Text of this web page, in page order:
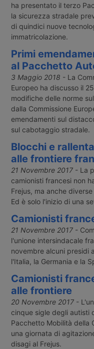
ha presentato il terzo
la sicurezza stradale
di quindici nuove
immatricolazione.
Primi
al Pacchetto
3 Maggio 2018 - La
Europeo ha discusso il
modifiche delle norme
dalla Commissione
emendamenti sul
sul cabotaggio stradale.
Blocchi e
alle frontiere
21 Novembre 2017- La
camionisti francesi non
Frejus, ma anche
Ed è solo l'inizio di una
Camionisti
21 Novembre 2017-
l'unione intersindacale
novembre alcuni presidi
l'Italia, la Germania e la
Camionisti
alle frontiere
20 Novembre 2017-
cinque sigle degli autisti
Pacchetto Mobilità della
una giornata di
disagi al Frejus.